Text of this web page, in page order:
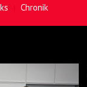
Chronik